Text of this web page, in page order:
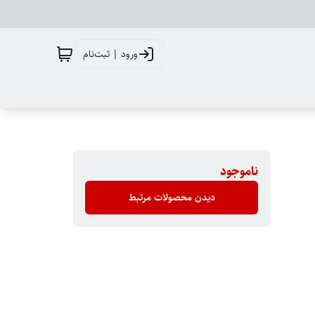
ورود | ثبت‌نام
ناموجود
دیدن محصولات مرتبط